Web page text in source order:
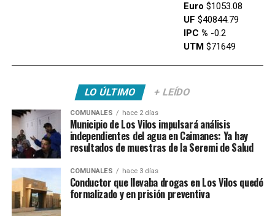
Euro $1053.08
UF $40844.79
IPC % -0.2
UTM$71649
LO ÚLTIMO + LEÍDO
COMUNALES hace 2 días
Municipio de Los Vilos impulsará análisis
independientes del agua en Caimanes: Ya hay
resultados de muestras de la Seremi de Salud
COMUNALES hace 3 días
Conductor que llevaba drogas en Los Vilos quedó
formalizado y en prisión preventiva